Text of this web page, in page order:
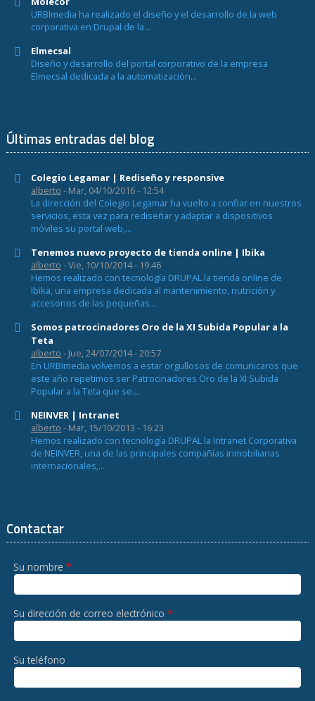
URBImedia ha realizado el diseño y el desarrollo de la web
corporativa en Drupal de la...
Elmecsal
Diseño y desarrollo del portal corporativo de la empresa
Elmecsal dedicada a la automatización...
Últimas entradas del blog
Colegio Legamar | Rediseño y responsive
alberto - Mar, 04/10/2016 - 12:54
La dirección del Colegio Legamar ha vuelto a confiar en nuestros
servicios, esta vez para rediseñar y adaptar a dispositivos
móviles su portal web,...
Tenemos nuevo proyecto de tienda online | Ibika
alberto - Vie, 10/10/2014 - 19:46
Hemos realizado con tecnología DRUPAL la tienda online de
Ibika, una empresa dedicada al mantenimiento, nutrición y
accesorios de las pequeñas...
Somos patrocinadores Oro de la XI Subida Popular a la
Teta
alberto - Jue, 24/07/2014 - 20:57
En URBImedia volvemos a estar orgullosos de comunicaros que
este año repetimos ser Patrocinadores Oro de la XI Subida
Popular a la Teta que se...
NEINVER | Intranet
alberto - Mar, 15/10/2013 - 16:23
Hemos realizado con tecnología DRUPAL la Intranet Corporativa
de NEINVER, una de las principales compañías inmobiliarias
internacionales,...
Contactar
Su nombre *
Su dirección de correo electrónico *
Su teléfono